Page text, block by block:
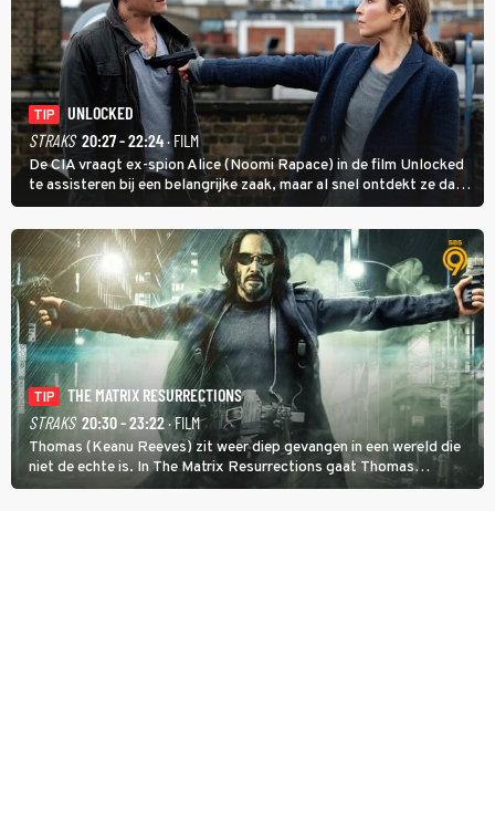
TIP
UNLOCKED
STRAKS 20:27 - 22:24· FILM
De CIA vraagt ex-spion Alice (Noomi Rapace) in de film Unlocked
te assisteren bij een belangrijke zaak, maar al snel ontdekt ze dat
degene die haar aanstelde kwade bedoelingen heeft.
TIP
THE MATRIX RESURRECTIONS
STRAKS 20:30 - 23:22· FILM
Thomas (Keanu Reeves) zit weer diep gevangen in een wereld die
niet de echte is. In The Matrix Resurrections gaat Thomas
proberen uit deze schijnwereld te ontsnappen.